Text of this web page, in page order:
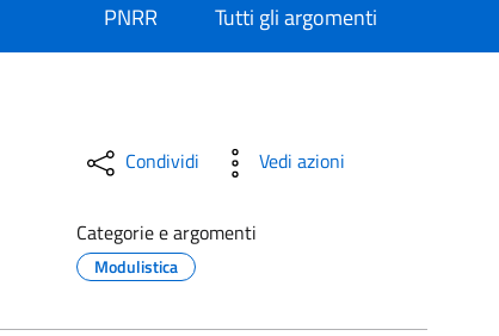
PNRR
Tutti gli argomenti
Condividi Vedi azioni
Categorie e argomenti
Modulistica